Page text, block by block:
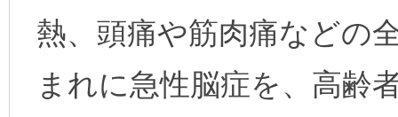
熱、頭痛や筋肉痛などの
まれに急性脳症を、高齢